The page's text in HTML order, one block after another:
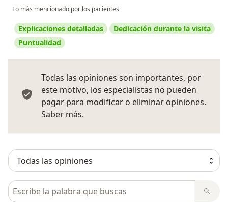
Lo más mencionado por los pacientes
Explicaciones detalladas
Dedicación durante la visita
Puntualidad
Todas las opiniones son importantes, por
este motivo, los especialistas no pueden
pagar para modificar o eliminar opiniones.
Saber más.
Busca en opiniones